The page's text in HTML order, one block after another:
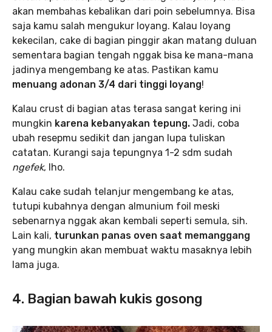
akan membahas kebalikan dari poin sebelumnya. Bisa
saja kamu salah mengukur loyang. Kalau loyang
kekecilan, cake di bagian pinggir akan matang duluan
sementara bagian tengah nggak bisa ke mana-mana
jadinya mengembang ke atas. Pastikan kamu
menuang adonan 3/4 dari tinggi loyang!
Kalau crust di bagian atas terasa sangat kering ini
mungkin karena kebanyakan tepung. Jadi, coba
ubah resepmu sedikit dan jangan lupa tuliskan
catatan. Kurangi saja tepungnya 1-2 sdm sudah
ngefek, lho.
Kalau cake sudah telanjur mengembang ke atas,
tutupi kubahnya dengan almunium foil meski
sebenarnya nggak akan kembali seperti semula, sih.
Lain kali, turunkan panas oven saat memanggang
yang mungkin akan membuat waktu masaknya lebih
lama juga.
4. Bagian bawah kukis gosong